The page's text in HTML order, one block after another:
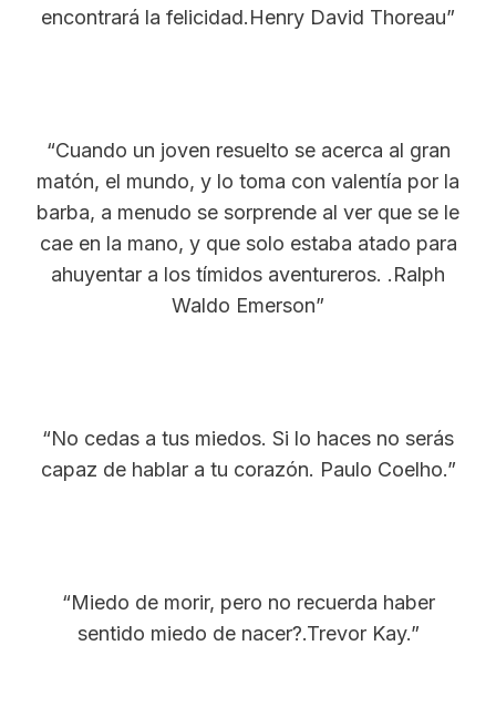
encontrará la felicidad.Henry David Thoreau”
“Cuando un joven resuelto se acerca al gran
matón, el mundo, y lo toma con valentía por la
barba, a menudo se sorprende al ver que se le
cae en la mano, y que solo estaba atado para
ahuyentar a los tímidos aventureros. .Ralph
Waldo Emerson”
“No cedas a tus miedos. Si lo haces no serás
capaz de hablar a tu corazón. Paulo Coelho.”
“Miedo de morir, pero no recuerda haber
sentido miedo de nacer?.Trevor Kay.”